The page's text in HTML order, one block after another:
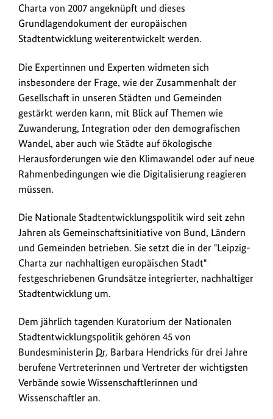
Charta von 2007 angeknüpft und dieses
Grundlagendokument der europäischen
Stadtentwicklung weiterentwickelt werden.
Die Expertinnen und Experten widmeten sich
insbesondere der Frage, wie der Zusammenhalt der
Gesellschaft in unseren Städten und Gemeinden
gestärkt werden kann, mit Blick auf Themen wie
Zuwanderung, Integration oder den demografischen
Wandel, aber auch wie Städte auf ökologische
Herausforderungen wie den Klimawandel oder auf neue
Rahmenbedingungen wie die Digitalisierung reagieren
müssen.
Die Nationale Stadtentwicklungspolitik wird seit zehn
Jahren als Gemeinschaftsinitiative von Bund, Ländern
und Gemeinden betrieben. Sie setzt die in der "Leipzig-
Charta zur nachhaltigen europäischen Stadt"
festgeschriebenen Grundsätze integrierter, nachhaltiger
Stadtentwicklung um.
Dem jährlich tagenden Kuratorium der Nationalen
Stadtentwicklungspolitik gehören 45 von
Bundesministerin Dr. Barbara Hendricks für drei Jahre
berufene Vertreterinnen und Vertreter der wichtigsten
Verbände sowie Wissenschaftlerinnen und
Wissenschaftler an.